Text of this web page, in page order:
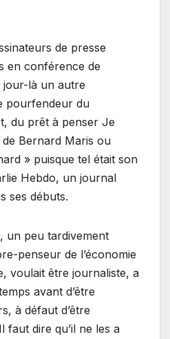
de presse
en conférence de
jour-là un autre
pourfendeur du
du prêt à penser Je
Bernard Maris ou
» puisque tel était son
Hebdo, un journal
ses débuts.
un peu tardivement
penseur de l’économie
voulait être journaliste, a
avant d’être
à défaut d’être
faut dire qu’il ne les a